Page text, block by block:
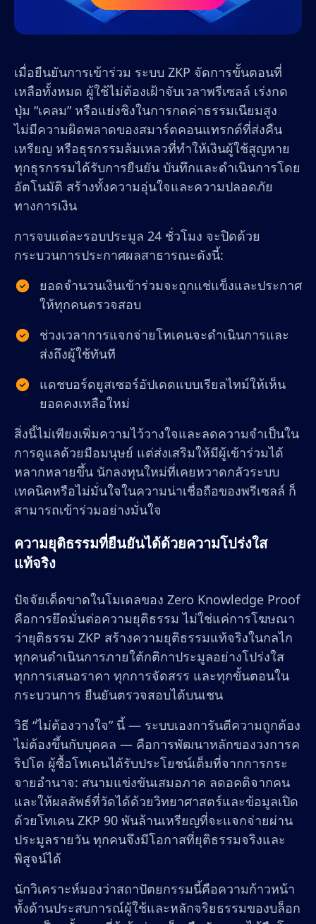
เมื่อยืนยันการเข้าร่วม ระบบ ZKP จัดการขั้นตอนที่
เหลือทั้งหมด ผู้ใช้ไม่ต้องเฝ้าจับเวลาพรีเซลล์ เร่งกด
ปุ่ม “เคลม” หรือแย่งชิงในการกดค่าธรรมเนียมสูง
ไม่มีความผิดพลาดของสมาร์ตคอนแทรกต์ที่ส่งคืน
เหรียญ หรือธุรกรรมล้มเหลวที่ทำให้เงินผู้ใช้สูญหาย
ทุกธุรกรรมได้รับการยืนยัน บันทึกและดำเนินการโดย
อัตโนมัติ สร้างทั้งความอุ่นใจและความปลอดภัย
ทางการเงิน
การจบแต่ละรอบประมูล 24 ชั่วโมง จะปิดด้วย
กระบวนการประกาศผลสาธารณะดังนี้:
ยอดจำนวนเงินเข้าร่วมจะถูกแช่แข็งและประกาศ
ให้ทุกคนตรวจสอบ
ช่วงเวลาการแจกจ่ายโทเคนจะดำเนินการและ
ส่งถึงผู้ใช้ทันที
แดชบอร์ดยูสเซอร์อัปเดตแบบเรียลไทม์ให้เห็น
ยอดคงเหลือใหม่
สิ่งนี้ไม่เพียงเพิ่มความไว้วางใจและลดความจำเป็นใน
การดูแลด้วยมือมนุษย์ แต่ส่งเสริมให้มีผู้เข้าร่วมได้
หลากหลายขึ้น นักลงทุนใหม่ที่เคยหวาดกลัวระบบ
เทคนิคหรือไม่มั่นใจในความน่าเชื่อถือของพรีเซลล์ ก็
สามารถเข้าร่วมอย่างมั่นใจ
ความยุติธรรมที่ยืนยันได้ด้วยความโปร่งใส
แท้จริง
ปัจจัยเด็ดขาดในโมเดลของ Zero Knowledge Proof
คือการยึดมั่นต่อความยุติธรรม ไม่ใช่แค่การโฆษณา
ว่ายุติธรรม ZKP สร้างความยุติธรรมแท้จริงในกลไก
ทุกคนดำเนินการภายใต้กติกาประมูลอย่างโปร่งใส
ทุกการเสนอราคา ทุกการจัดสรร และทุกขั้นตอนใน
กระบวนการ ยืนยันตรวจสอบได้บนเชน
วิธี “ไม่ต้องวางใจ” นี้ — ระบบเองการันตีความถูกต้อง
ไม่ต้องขึ้นกับบุคคล — คือการพัฒนาหลักของวงการค
ริปโต ผู้ซื้อโทเคนได้รับประโยชน์เต็มที่จากการกระ
จายอำนาจ: สนามแข่งขันเสมอภาค ลดอคติจากคน
และให้ผลลัพธ์ที่วัดได้ด้วยวิทยาศาสตร์และข้อมูลเปิด
ด้วยโทเคน ZKP 90 พันล้านเหรียญที่จะแจกจ่ายผ่าน
ประมูลรายวัน ทุกคนจึงมีโอกาสที่ยุติธรรมจริงและ
พิสูจน์ได้
นักวิเคราะห์มองว่าสถาปัตยกรรมนี้คือความก้าวหน้า
ทั้งด้านประสบการณ์ผู้ใช้และหลักจริยธรรมของบล็อก